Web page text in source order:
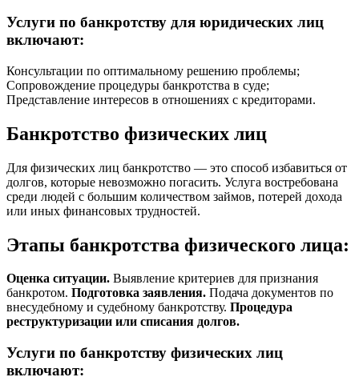
Услуги по банкротству для юридических лиц
включают:
Консультации по оптимальному решению проблемы;
Сопровождение процедуры банкротства в суде;
Представление интересов в отношениях с кредиторами.
Банкротство физических лиц
Для физических лиц банкротство — это способ избавиться от
долгов, которые невозможно погасить. Услуга востребована
среди людей с большим количеством займов, потерей дохода
или иных финансовых трудностей.
Этапы банкротства физического лица:
Оценка ситуации. Выявление критериев для признания
банкротом. Подготовка заявления. Подача документов по
внесудебному и судебному банкротству. Процедура
реструктуризации или списания долгов.
Услуги по банкротству физических лиц
включают: